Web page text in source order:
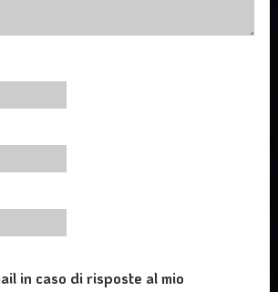
in caso di risposte al mio